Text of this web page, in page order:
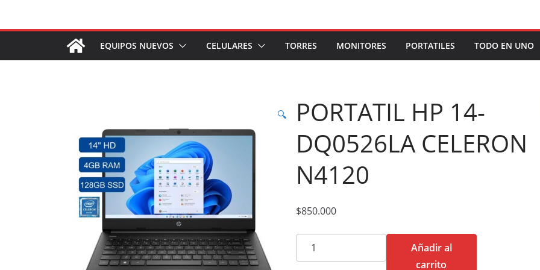
EQUIPOS NUEVOS CELULARES TORRES MONITORES PORTATILES TODO EN UNO
🔍
PORTATIL HP 14-
DQ0526LA CELERON
N4120
$850.000
PORTATIL
HP
Añadir al
carrito